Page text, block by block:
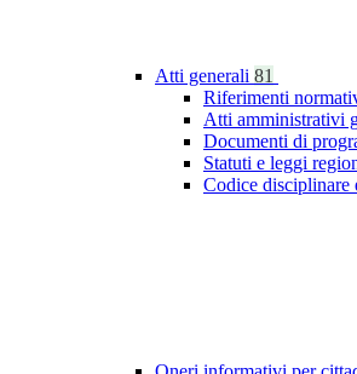
Atti generali 81
Riferimenti
Atti amministrativi
Documenti di
Statuti e leggi
Codice disciplinare